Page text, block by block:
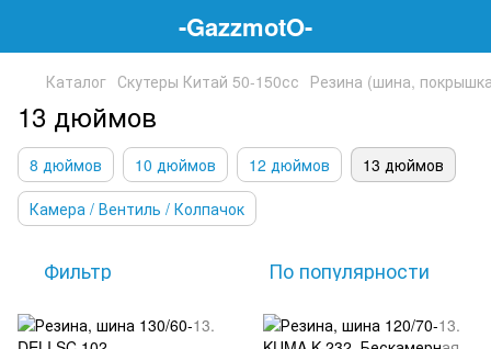
-GazzmotO-
Каталог Скутеры Китай 50-150сс Резина (шина,
13 дюймов
8 дюймов 10 дюймов 12 дюймов
13 дюймов
Камера / Вентиль / Колпачок
Фильтр По популярности